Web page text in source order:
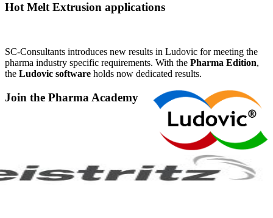
Hot Melt Extrusion applications
SC-Consultants introduces new results in Ludovic for meeting the
pharma industry specific requirements. With the Pharma Edition,
the Ludovic software holds now dedicated results.
Join the Pharma Academy